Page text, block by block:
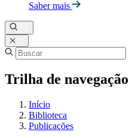
Saber mais
Trilha de navegação
Início
Biblioteca
Publicações